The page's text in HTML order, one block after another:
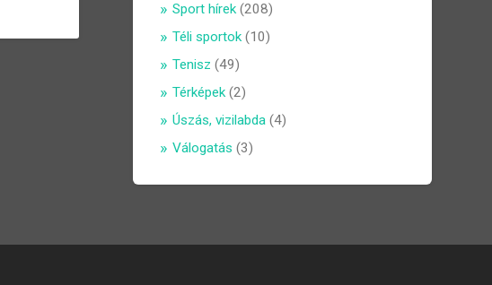
Sport hírek(208)
Téli sportok(10)
Tenisz (49)
Térképek(2)
Úszás, vizilabda (4)
Válogatás (3)